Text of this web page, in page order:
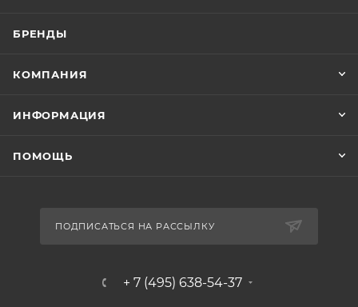
БРЕНДЫ
КОМПАНИЯ
ИНФОРМАЦИЯ
ПОМОЩЬ
ПОДПИСАТЬСЯ НА РАССЫЛКУ
+ 7 (495) 638-54-37